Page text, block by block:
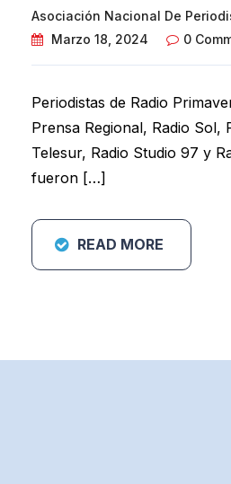
Asociación Nacional De
Marzo 18, 2024
0
Periodistas de Radio
Prensa Regional, Radio Sol,
Telesur, Radio Studio 97 y
fueron […]
READ MORE